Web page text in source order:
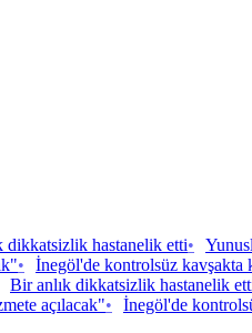
dikkatsizlik hastanelik etti•
• İnegöl'de kontrolsüz kavşakta
Bir anlık dikkatsizlik hastanelik
açılacak"• İnegöl'de